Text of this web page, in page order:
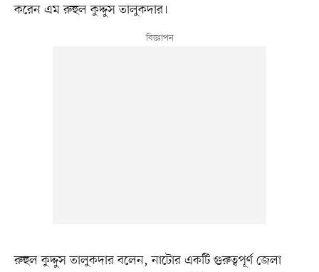
করেন এম রুহুল কুদ্দুস তালুকদার।
রুহুল কুদ্দুস তালুকদার বলেন, নাটোর একটি গুরুত্বপূর্ণ জেলা